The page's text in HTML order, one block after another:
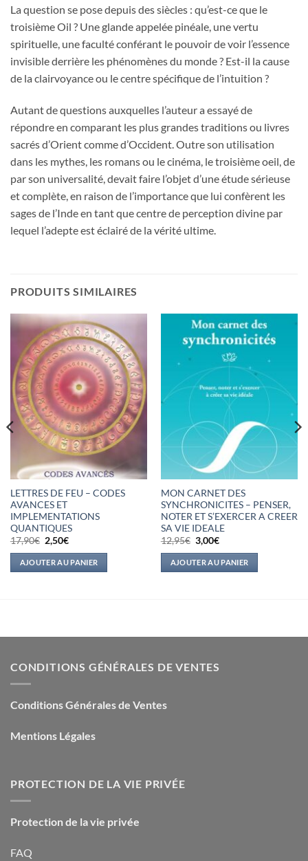
La question se pose depuis des siècles : qu’est-ce que le
troisième Oil ? Une glande appelée pinéale, une vertu
spirituelle, une faculté conférant le pouvoir de voir l’essence
invisible derrière les phénomènes du monde ? Est-il la cause
de la clairvoyance ou le centre spécifique de l’intuition ?
Autant de questions auxquelles l’auteur a essayé de
répondre en comparant les plus grandes traditions ou livres
sacrés d’Orient comme d’Occident. Outre son utilisation
dans les mythes, les romans ou le cinéma, le troisième oeil, de
par son universalité, devait faire l’objet d’une étude sérieuse
et complète, en raison de l’importance que lui confèrent les
sages de l’Inde en tant que centre de perception divine par
lequel l’adepte est éclairé de la vérité ultime.
PRODUITS SIMILAIRES
LETTRES DE FEU – CODES
AVANCES ET
IMPLEMENTATIONS
QUANTIQUES
17,90€ Le
prix
initial
était :
17,90€.
2,50€Le
actuel
est :
2,50€.
AJOUTER AU PANIER
MON CARNET DES
SYNCHRONICITES – PENSER,
NOTER ET S’EXERCER A CREER
SA VIE IDEALE
12,95€ Le
prix
initial
était :
12,95€.
3,00€Le
actuel
est :
3,00€.
AJOUTER AU PANIER
CONDITIONS GÉNÉRALES DE VENTES
Conditions Générales de Ventes
Mentions Légales
PROTECTION DE LA VIE PRIVÉE
Protection de la vie privée
FAQ